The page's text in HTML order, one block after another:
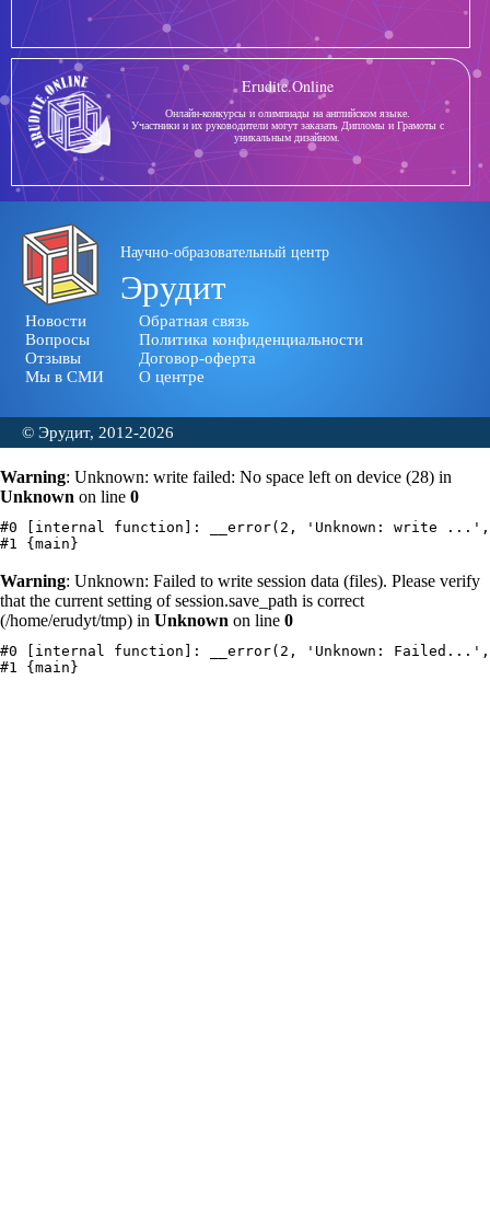
Erudite.Online
Онлайн-конкурсы и олимпиады на английском языке.
Участники и их руководители могут заказать Дипломы и Грамоты с
уникальным дизайном.
Научно-образовательный центр
Эрудит
Новости
Вопросы
Отзывы
Мы в СМИ
Обратная связь
Политика конфиденциальности
Договор-оферта
О центре
© Эрудит, 2012-2026
Warning: Unknown: write failed: No space left on device (28) in
Unknown on line 0
#0 [internal function]: __error(2, 'Unknown: write ...',
Warning: Unknown: Failed to write session data (files). Please verify
that the current setting of session.save_path is correct
(/home/erudyt/tmp) in Unknown on line 0
#0 [internal function]: __error(2, 'Unknown: Failed...',